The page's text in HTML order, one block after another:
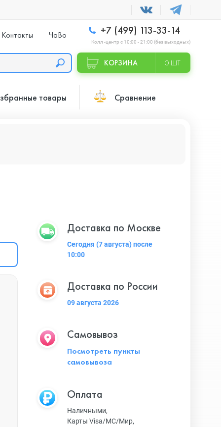
Контакты ЧаВо +7 (499) 113-33-14
Колл -центр с 10:00 - 21:00 (без выходных)
КОРЗИНА 0 ШТ
товары Сравнение
Доставка по Москве
Сегодня (7 августа) после
10:00
Доставка по России
09 августа 2026
Самовывоз
Посмотреть пункты
самовывоза
Оплата
Наличными,
Карты Visa/MC/Мир,